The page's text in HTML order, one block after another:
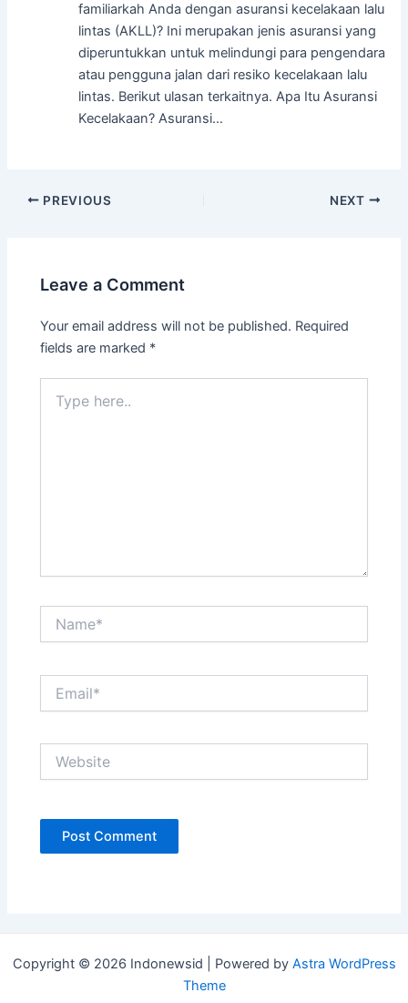
familiarkah Anda dengan asuransi kecelakaan lalu
lintas (AKLL)? Ini merupakan jenis asuransi yang
diperuntukkan untuk melindungi para pengendara
atau pengguna jalan dari resiko kecelakaan lalu
lintas. Berikut ulasan terkaitnya. Apa Itu Asuransi
Kecelakaan? Asuransi…
Post
PREVIOUS NEXT
Leave a Comment
Your email address will not be published. Required
fields are marked *
here..
Copyright © 2026 Indonewsid | Powered by Astra WordPress
Theme